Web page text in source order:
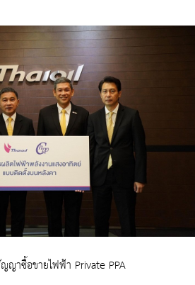
ญาซื้อขายไฟฟ้า Private PPA